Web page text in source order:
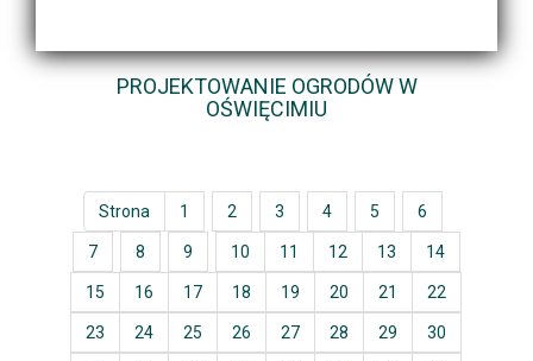
PROJEKTOWANIE OGRODÓW W
OŚWIĘCIMIU
Strona 1 2 3 4 5 6
7 8 9 10 11 12 13 14
15 16 17 18 19 20 21 22
23 24 25 26 27 28 29 30